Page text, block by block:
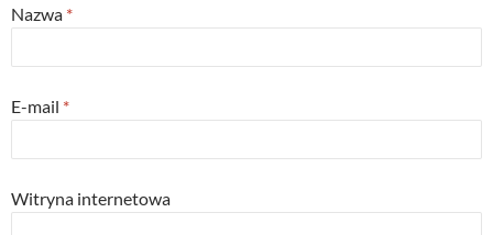
Nazwa *
E-mail *
Witryna internetowa